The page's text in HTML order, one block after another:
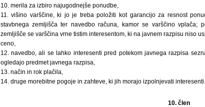
10. merila za izbiro najugodnejše ponudbe,
11. višino varščine, ki jo je treba položiti kot garancijo za resnost
stavbnega zemljišča ter navedbo računa, kamor se varščino vplača;
zemljišče se varščina vrne tistim interesentom, ki na javnem razpisu niso
ceno,
12. navedbo, ali se lahko interesenti pred potekom javnega razpisa
ogledajo predmet javnega razpisa,
13. način in rok plačila,
14. druge morebitne pogoje in zahteve, ki jih morajo izpolnjevati interesenti.
10. člen